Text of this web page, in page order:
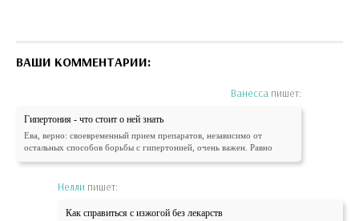
ВАШИ КОММЕНТАРИИ:
Ванесса пишет:
Гипертония - что стоит о ней знать
Ева, верно: своевременный прием препаратов, независимо от
остальных способов борьбы с гипертонией, очень важен. Равно
Нелли пишет:
Как справиться с изжогой без лекарств